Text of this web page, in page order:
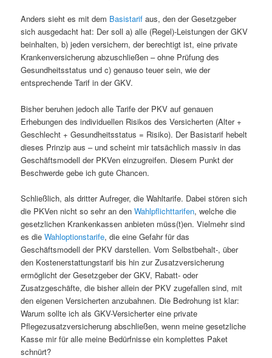
Anders sieht es mit dem Basistarif aus, den der Gesetzgeber
sich ausgedacht hat: Der soll a) alle (Regel)-Leistungen der GKV
beinhalten, b) jeden versichern, der berechtigt ist, eine private
Krankenversicherung abzuschließen – ohne Prüfung des
Gesundheitsstatus und c) genauso teuer sein, wie der
entsprechende Tarif in der GKV.
Bisher beruhen jedoch alle Tarife der PKV auf genauen
Erhebungen des individuellen Risikos des Versicherten (Alter +
Geschlecht + Gesundheitsstatus = Risiko). Der Basistarif hebelt
dieses Prinzip aus – und scheint mir tatsächlich massiv in das
Geschäftsmodell der PKVen einzugreifen. Diesem Punkt der
Beschwerde gebe ich gute Chancen.
Schließlich, als dritter Aufreger, die Wahltarife. Dabei stören sich
die PKVen nicht so sehr an denWahlpflichttarifen, welche die
gesetzlichen Krankenkassen anbieten müss(t)en. Vielmehr sind
es dieWahloptionstarife, die eine Gefahr für das
Geschäftsmodell der PKV darstellen. Vom Selbstbehalt-, über
den Kostenerstattungstarif bis hin zur Zusatzversicherung
ermöglicht der Gesetzgeber der GKV, Rabatt- oder
Zusatzgeschäfte, die bisher allein der PKV zugefallen sind, mit
den eigenen Versicherten anzubahnen. Die Bedrohung ist klar:
Warum sollte ich als GKV-Versicherter eine private
Pflegezusatzversicherung abschließen, wenn meine gesetzliche
Kasse mir für alle meine Bedürfnisse ein komplettes Paket
schnürt?